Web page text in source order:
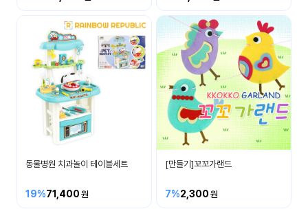
공지
이벤
트
들의
후기
게시
동물병원 치과놀이 테이블세트
19%71,400
[만들기]꼬꼬가랜드
7%2,300